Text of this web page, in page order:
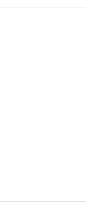
川区は東京23区